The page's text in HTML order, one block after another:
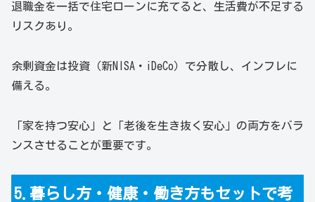
退職金を一括で住宅ローンに充てると、生活費が不足する
リスクあり。
余剰資金は投資（新NISA・iDeCo）で分散し、インフレに
備える。
「家を持つ安心」と「老後を生き抜く安心」の両方をバラ
ンスさせることが重要です。
5.暮らし方・健康・働き方もセットで考